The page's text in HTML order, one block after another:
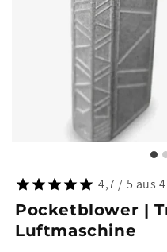
4,7 / 5 aus
Pocketblower |
Luftmaschine